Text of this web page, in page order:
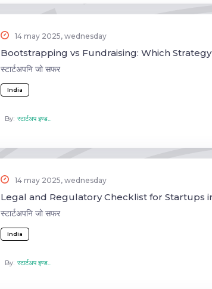
14 may 2025, wednesday
Bootstrapping vs Fundraising: Which Strategy
स्टार्टअपनि जो सफर
India
By: स्टार्टअप इण्ड...
14 may 2025, wednesday
Legal and Regulatory Checklist for Startups
स्टार्टअपनि जो सफर
India
By: स्टार्टअप इण्ड...